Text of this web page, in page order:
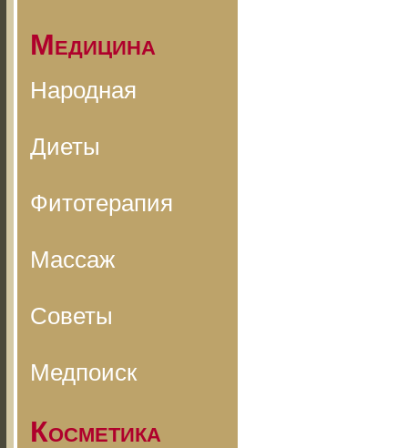
Медицина
Народная
Диеты
Фитотерапия
Массаж
Советы
Медпоиск
Косметика